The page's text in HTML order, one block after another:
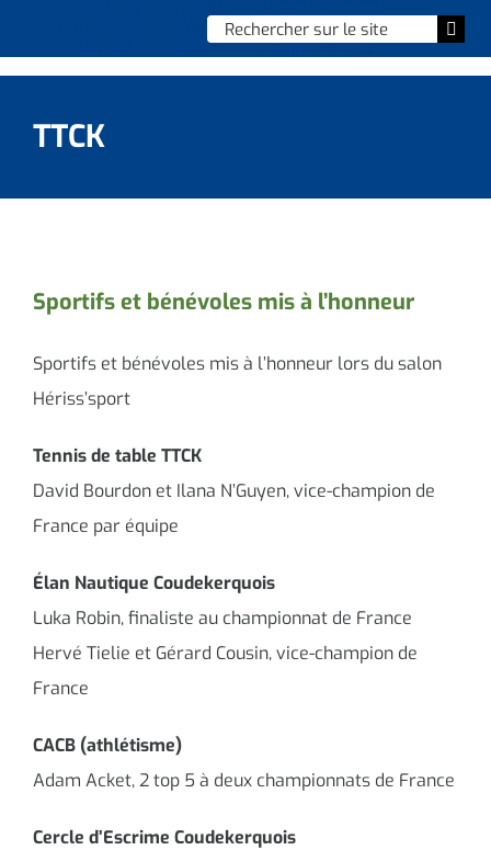
Chercher
:
Vie municipale
Social & solidarité
Contacter le maire
TTCK
Sportifs et bénévoles mis à l’honneur
Sportifs et bénévoles mis à l’honneur lors du salon
Hériss’sport
Tennis de table TTCK
David Bourdon et Ilana N’Guyen, vice-champion de
France par équipe
Élan Nautique Coudekerquois
Luka Robin, finaliste au championnat de France
Hervé Tielie et Gérard Cousin, vice-champion de
France
CACB (athlétisme)
Adam Acket, 2 top 5 à deux championnats de France
Cercle d’Escrime Coudekerquois